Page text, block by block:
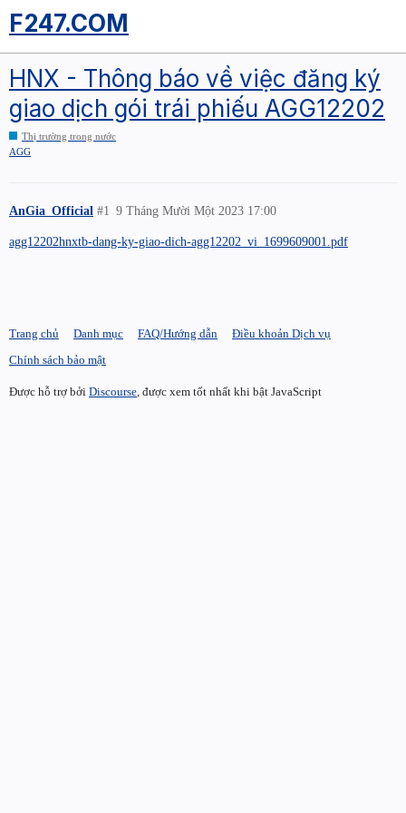
F247.COM
HNX - Thông báo về việc đăng ký
giao dịch gói trái phiếu AGG12202
Thị trường trong nước
AGG
AnGia_Official 9 Tháng Mười Một 2023 17:00
#1
agg12202hnxtb-dang-ky-giao-dich-agg12202_vi_1699609001.pdf
Trang chủ Danh mục FAQ/Hướng dẫn
Điều khoản Dịch vụ
Chính sách bảo mật
Được hỗ trợ bởi Discourse, được xem tốt nhất khi bật JavaScript